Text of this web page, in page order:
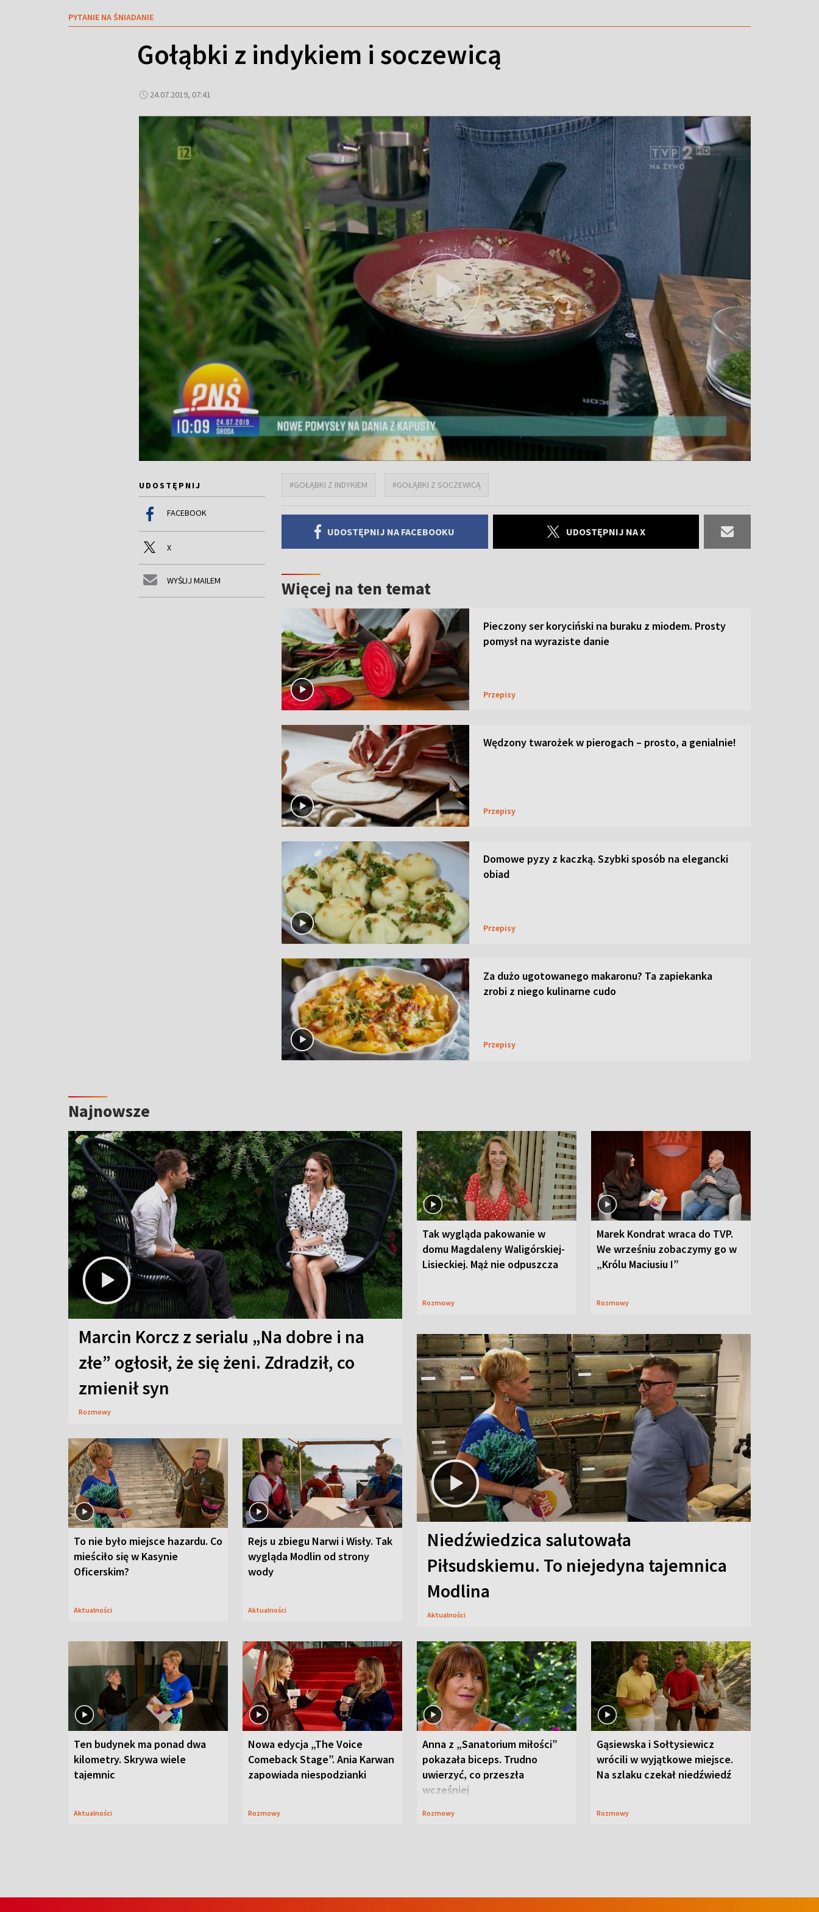
PYTANIE NA ŚNIADANIE
Gołąbki z indykiem i soczewicą
24.07.2019, 07:41
UDOSTĘPNIJ
FACEBOOK
X
WYŚLIJ MAILEM
#GOŁĄBKI Z INDYKIEM #GOŁĄBKI Z SOCZEWICĄ
UDOSTĘPNIJ NA FACEBOOKU UDOSTĘPNIJ NA X
Więcej na ten temat
Pieczony ser koryciński na buraku z miodem. Prosty
pomysł na wyraziste danie
Przepisy
Wędzony twarożek w pierogach – prosto, a genialnie!
Przepisy
Domowe pyzy z kaczką. Szybki sposób na elegancki
obiad
Przepisy
Za dużo ugotowanego makaronu? Ta zapiekanka
zrobi z niego kulinarne cudo
Przepisy
Najnowsze
Marcin Korcz z serialu „Na dobre i na
złe” ogłosił, że się żeni. Zdradził, co
zmienił syn
Rozmowy
Tak wygląda pakowanie w
domu Magdaleny Waligórskiej-
Lisieckiej. Mąż nie odpuszcza
Rozmowy
Marek Kondrat wraca do TVP.
We wrześniu zobaczymy go w
„Królu Maciusiu I”
Rozmowy
To nie było miejsce hazardu. Co
mieściło się w Kasynie
Oficerskim?
Aktualności
Rejs u zbiegu Narwi i Wisły. Tak
wygląda Modlin od strony
wody
Aktualności
Niedźwiedzica salutowała
Piłsudskiemu. To niejedyna tajemnica
Modlina
Aktualności
Ten budynek ma ponad dwa
kilometry. Skrywa wiele
tajemnic
Aktualności
Nowa edycja „The Voice
Comeback Stage”. Ania Karwan
zapowiada niespodzianki
Rozmowy
Anna z „Sanatorium miłości”
pokazała biceps. Trudno
uwierzyć, co przeszła
wcześniej
Rozmowy
Gąsiewska i Sołtysiewicz
wrócili w wyjątkowe miejsce.
Na szlaku czekał niedźwiedź
Rozmowy